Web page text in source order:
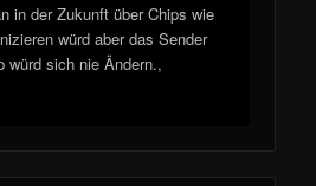
in der Zukunft über Chips wie
würd aber das Sender
würd sich nie Ändern.,